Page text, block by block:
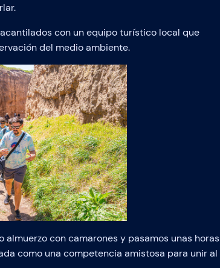
con un equipo turístico local que
del medio ambiente.
con camarones y pasamos unas horas
como una competencia amistosa para unir al